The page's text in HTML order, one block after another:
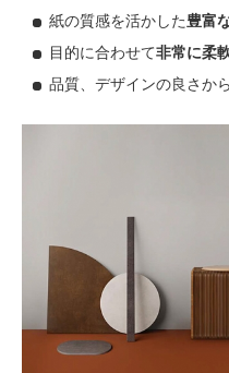
紙の質感を活かした豊富
目的に合わせて非常に柔
品質、デザインの良さから